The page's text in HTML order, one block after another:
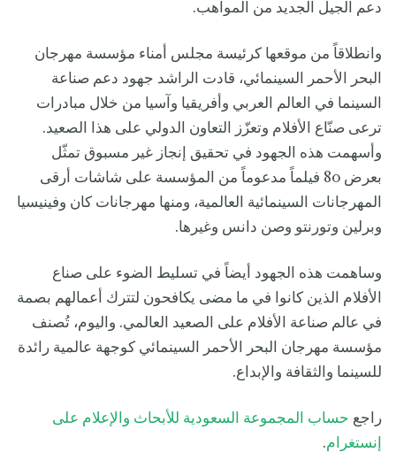
دعم الجيل الجديد من المواهب.
وانطلاقاً من موقعها كرئيسة مجلس أمناء مؤسسة مهرجان
البحر الأحمر السينمائي، قادت الراشد جهود دعم صناعة
السينما في العالم العربي وأفريقيا وآسيا من خلال مبادرات
ترعى صنّاع الأفلام وتعزّز التعاون الدولي على هذا الصعيد.
وأسهمت هذه الجهود في تحقيق إنجاز غير مسبوق تمثّل
بعرض 80 فيلماً مدعوماً من المؤسسة على شاشات أرقى
المهرجانات السينمائية العالمية، ومنها مهرجانات كان وفينيسيا
وبرلين وتورنتو وصن دانس وغيرها.
وساهمت هذه الجهود أيضاً في تسليط الضوء على صناع
الأفلام الذين كانوا في ما مضى يكافحون لتترك أعمالهم بصمة
في عالم صناعة الأفلام على الصعيد العالمي. واليوم، تُصنف
مؤسسة مهرجان البحر الأحمر السينمائي كوجهة عالمية رائدة
للسينما والثقافة والإبداع.
راجع حساب المجموعة السعودية للأبحاث والإعلام على
إنستغرام.